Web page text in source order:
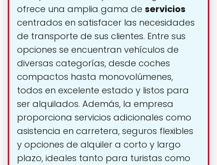
ofrece una amplia gama de servicios
centrados en satisfacer las necesidades
de transporte de sus clientes. Entre sus
opciones se encuentran vehículos de
diversas categorías, desde coches
compactos hasta monovolúmenes,
todos en excelente estado y listos para
ser alquilados. Además, la empresa
proporciona servicios adicionales como
asistencia en carretera, seguros flexibles
y opciones de alquiler a corto y largo
plazo, ideales tanto para turistas como